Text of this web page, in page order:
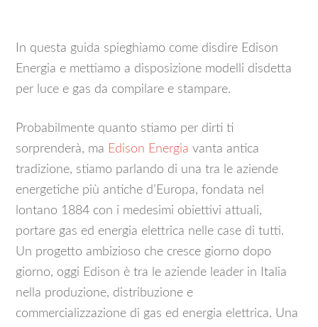
In questa guida spieghiamo come disdire Edison
Energia e mettiamo a disposizione modelli disdetta
per luce e gas da compilare e stampare.
Probabilmente quanto stiamo per dirti ti
sorprenderà, ma Edison Energia vanta antica
tradizione, stiamo parlando di una tra le aziende
energetiche più antiche d’Europa, fondata nel
lontano 1884 con i medesimi obiettivi attuali,
portare gas ed energia elettrica nelle case di tutti.
Un progetto ambizioso che cresce giorno dopo
giorno, oggi Edison è tra le aziende leader in Italia
nella produzione, distribuzione e
commercializzazione di gas ed energia elettrica. Una